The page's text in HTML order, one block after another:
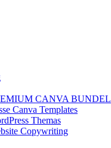
CANVA BUNDEL
Canva Templates
Themas
Copywriting